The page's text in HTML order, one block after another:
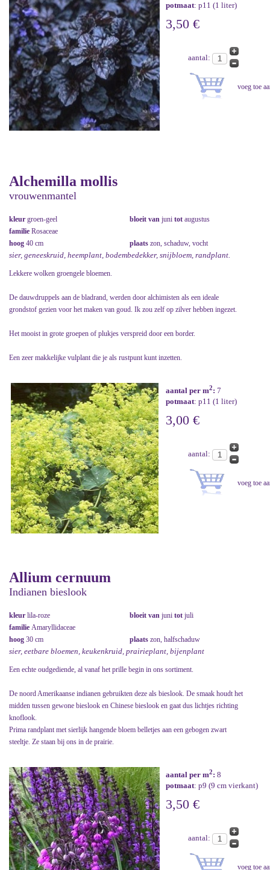
potmaat: p11 (1 liter)
3,50 €
aantal:
Alchemilla mollis
vrouwenmantel
kleur groen-geel bloeit van juni tot augustus
familie Rosaceae
hoog 40 cm plaats zon, schaduw, vocht
sier, geneeskruid, heemplant, bodembedekker, snijbloem, randplant.
Lekkere wolken groengele bloemen.
De dauwdruppels aan de bladrand, werden door alchimisten als een ideale
grondstof gezien voor het maken van goud. Ik zou zelf op zilver hebben ingezet.
Het mooist in grote groepen of plukjes verspreid door een border.
Een zeer makkelijke vulplant die je als rustpunt kunt inzetten.
aantal per m2: 7
potmaat: p11 (1 liter)
3,00 €
aantal:
Allium cernuum
Indianen bieslook
kleur lila-roze bloeit van juni tot juli
familie Amaryllidaceae
hoog 30 cm plaats zon, halfschaduw
sier, eetbare bloemen, keukenkruid, prairieplant, bijenplant
Een echte oudgediende, al vanaf het prille begin in ons sortiment.
De noord Amerikaanse indianen gebruikten deze als bieslook. De smaak houdt het
midden tussen gewone bieslook en Chinese bieslook en gaat dus lichtjes richting
knoflook.
Prima randplant met sierlijk hangende bloem belletjes aan een gebogen zwart
steeltje. Ze staan bij ons in de prairie.
aantal per m2: 8
potmaat: p9 (9 cm vierkant)
3,50 €
aantal: